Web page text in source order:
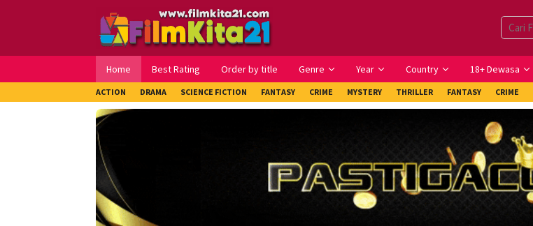
Home Best Rating Order by title Genre Year Country 18+ Dewasa
ACTION DRAMA SCIENCE FICTION FANTASY CRIME MYSTERY THRILLER FANTASY CRIME